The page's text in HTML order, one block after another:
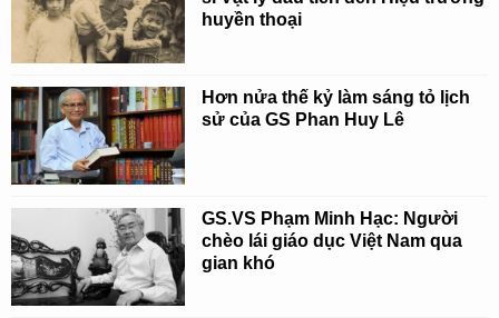
huyền thoại
Hơn nửa thế kỷ làm sáng tỏ lịch
sử của GS Phan Huy Lê
GS.VS Phạm Minh Hạc: Người
chèo lái giáo dục Việt Nam qua
gian khó